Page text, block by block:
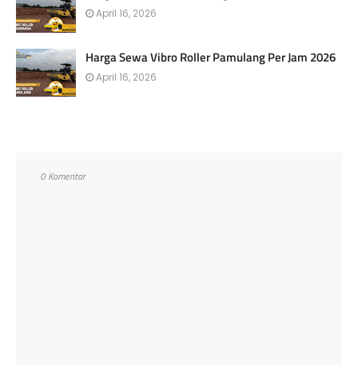
April 16, 2026
Harga Sewa Vibro Roller Pamulang Per Jam 2026
April 16, 2026
0 Komentar